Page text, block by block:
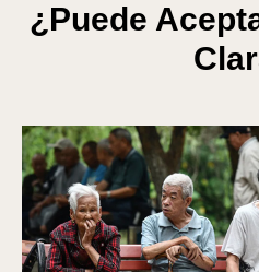
¿Puede